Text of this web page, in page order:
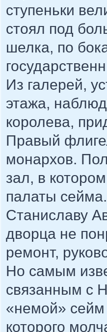
ступеньки
стоял под
шелка, по
Из галерей,
этажа,
королева,
Правый
монархов.
зал, в
палаты
Станиславу
дворца не
ремонт,
Но самым
связанным с
«немой» сейм
которого